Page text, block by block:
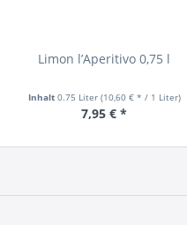
Limon l’Aperitivo 0,75 l
Inhalt 0.75 Liter (10,60 € * / 1 Liter)
7,95 € *